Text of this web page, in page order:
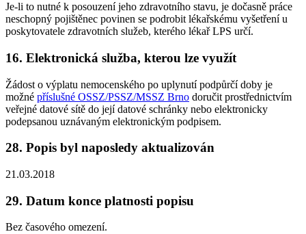
Je-li to nutné k posouzení jeho zdravotního stavu, je dočasně práce
neschopný pojištěnec povinen se podrobit lékařskému vyšetření u
poskytovatele zdravotních služeb, kterého lékař LPS určí.
16. Elektronická služba, kterou lze využít
Žádost o výplatu nemocenského po uplynutí podpůrčí doby je
možné příslušné OSSZ/PSSZ/MSSZ Brno doručit prostřednictvím
veřejné datové sítě do její datové schránky nebo elektronicky
podepsanou uznávaným elektronickým podpisem.
28. Popis byl naposledy aktualizován
21.03.2018
29. Datum konce platnosti popisu
Bez časového omezení.